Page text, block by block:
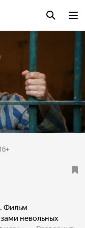
+
Фильм
невольных